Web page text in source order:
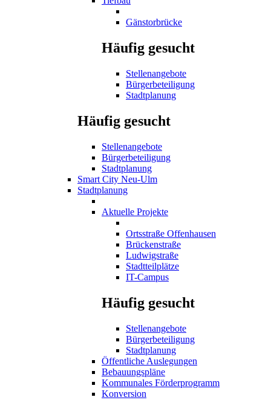
Gänstorbrücke
Häufig gesucht
Stellenangebote
Bürgerbeteiligung
Stadtplanung
Häufig gesucht
Stellenangebote
Bürgerbeteiligung
Stadtplanung
Smart City Neu-Ulm
Stadtplanung
Aktuelle Projekte
Ortsstraße Offenhausen
Brückenstraße
Ludwigstraße
Stadtteilplätze
IT-Campus
Häufig gesucht
Stellenangebote
Bürgerbeteiligung
Stadtplanung
Öffentliche Auslegungen
Bebauungspläne
Kommunales Förderprogramm
Konversion